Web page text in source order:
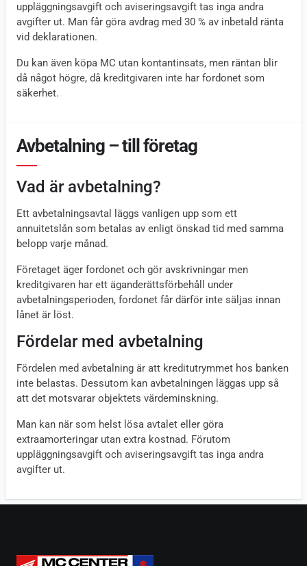
uppläggningsavgift och aviseringsavgift tas inga andra
avgifter ut. Man får göra avdrag med 30 % av inbetald ränta
vid deklarationen.
Du kan även köpa MC utan kontantinsats, men räntan blir
då något högre, då kreditgivaren inte har fordonet som
säkerhet.
Avbetalning – till företag
Vad är avbetalning?
Ett avbetalningsavtal läggs vanligen upp som ett
annuitetslån som betalas av enligt önskad tid med samma
belopp varje månad.
Företaget äger fordonet och gör avskrivningar men
kreditgivaren har ett äganderättsförbehåll under
avbetalningsperioden, fordonet får därför inte säljas innan
lånet är löst.
Fördelar med avbetalning
Fördelen med avbetalning är att kreditutrymmet hos banken
inte belastas. Dessutom kan avbetalningen läggas upp så
att det motsvarar objektets värdeminskning.
Man kan när som helst lösa avtalet eller göra
extraamorteringar utan extra kostnad. Förutom
uppläggningsavgift och aviseringsavgift tas inga andra
avgifter ut.